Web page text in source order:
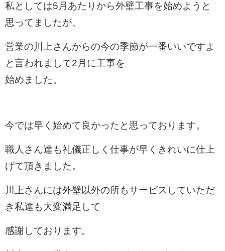
私としては5月あたりから外壁工事を始めようと
思ってましたが、
営業の川上さんからの今の季節が一番いいですよ
と言われまして2月に工事を
始めました。
今では早く始めて良かったと思っております。
職人さん達も礼儀正しく仕事が早くきれいに仕上
げて頂きました。
川上さんには外壁以外の所もサービスしていただ
き私達も大変満足して
感謝しております。